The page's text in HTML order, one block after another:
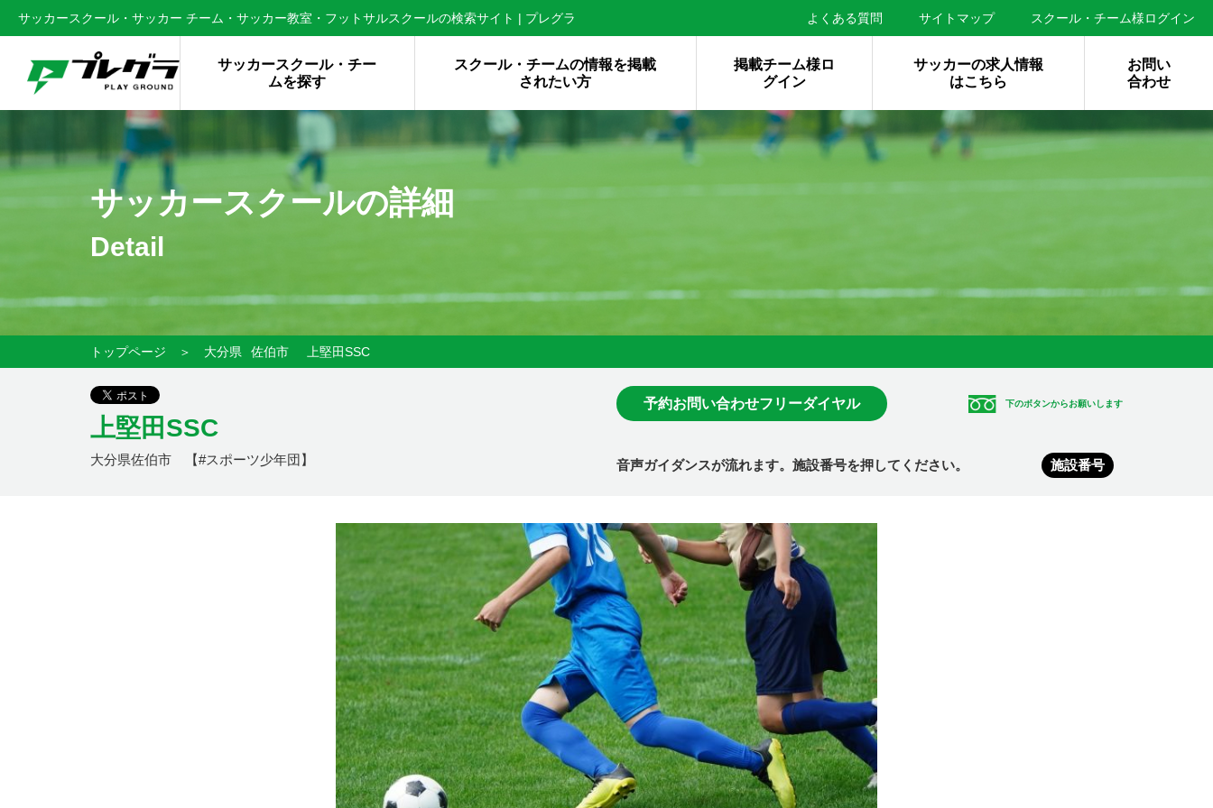
サッカースクール・サッカー チーム・サッカー教室・フットサルスクールの検索サイト | プレグラ よくある質問 サイトマップ スクール・チーム様ログイン
サッカースクール・チー
ムを探す
スクール・チームの情報を掲載
されたい方
掲載チーム様ロ
グイン
サッカーの求人情報
はこちら
お問い
合わせ
サッカースクールの詳細
Detail
トップページ ＞ 大分県 佐伯市 上堅田SSC
上堅田SSC
大分県佐伯市 【#スポーツ少年団】
予約お問い合わせフリーダイヤル 下のボタンからお願いします
音声ガイダンスが流れます。施設番号を押してください。 施設番号